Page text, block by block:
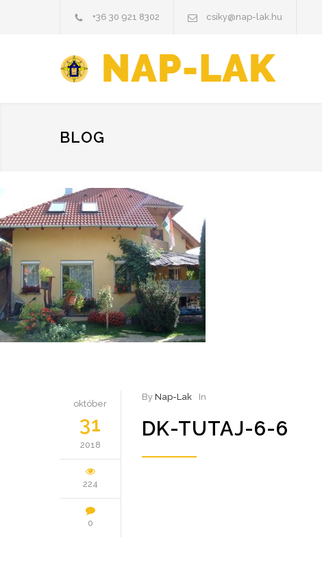
+36 30 921 8302 csiky@nap-lak.hu
BLOG
október
31
2018
224
0
By Nap-Lak In
DK-TUTAJ-6-6